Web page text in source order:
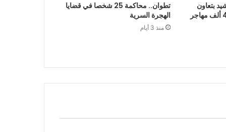
بتعاون
الرباط في إعادة قرابة 48 ألف مهاجر
تطوان.. محاكمة 25 شخصا في قضايا
الهجرة السرية
منذ 3 أيام